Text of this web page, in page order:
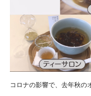
コロナの影響で、去年秋の